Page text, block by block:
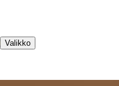
Valikko